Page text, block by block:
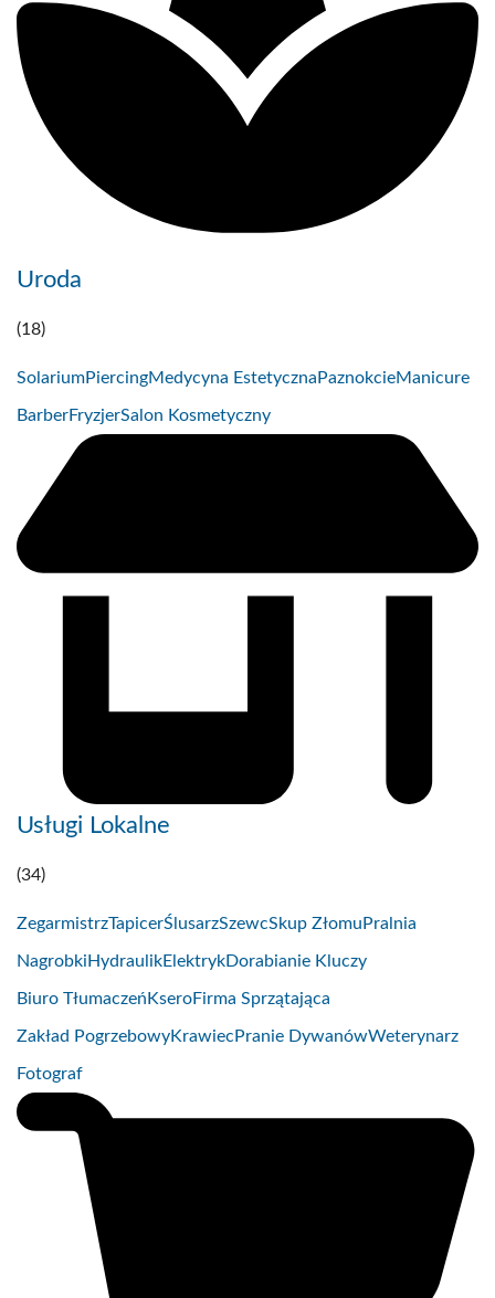
Uroda
(18)
SolariumPiercingMedycyna Estetyczna PaznokcieManicure
BarberFryzjerSalon Kosmetyczny
Usługi Lokalne
(34)
ZegarmistrzTapicerŚlusarzSzewcSkup Złomu Pralnia
Nagrobki HydraulikElektrykDorabianie Kluczy
Biuro Tłumaczeń KseroFirma Sprzątająca
Zakład PogrzebowyKrawiec Pranie DywanówWeterynarz
Fotograf